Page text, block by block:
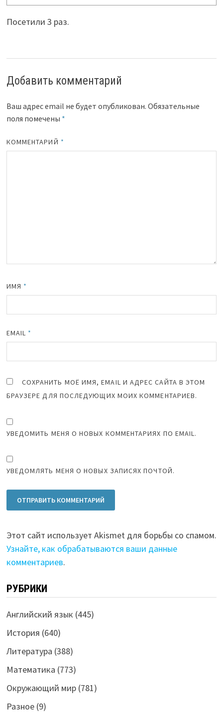
Посетили 3 раз.
Добавить комментарий
Ваш адрес email не будет опубликован. Обязательные
поля помечены *
КОММЕНТАРИЙ *
ИМЯ *
EMAIL *
СОХРАНИТЬ МОЁ ИМЯ, EMAIL И АДРЕС САЙТА В ЭТОМ
БРАУЗЕРЕ ДЛЯ ПОСЛЕДУЮЩИХ МОИХ КОММЕНТАРИЕВ.
УВЕДОМИТЬ МЕНЯ О НОВЫХ КОММЕНТАРИЯХ ПО EMAIL.
УВЕДОМЛЯТЬ МЕНЯ О НОВЫХ ЗАПИСЯХ ПОЧТОЙ.
Этот сайт использует Akismet для борьбы со спамом.
Узнайте, как обрабатываются ваши данные
комментариев.
РУБРИКИ
Английский язык (445)
История (640)
Литература (388)
Математика (773)
Окружающий мир(781)
Разное(9)